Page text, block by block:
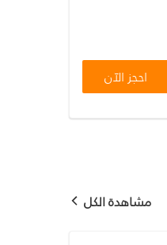
احجز الآن
مشاهدة الكل